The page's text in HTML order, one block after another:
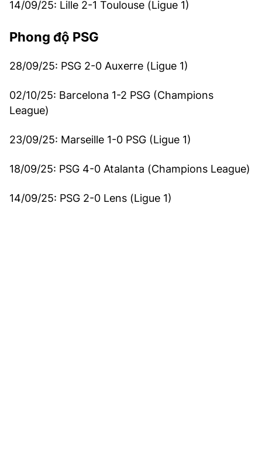
14/09/25: Lille 2-1 Toulouse (Ligue 1)
Phong độ PSG
28/09/25: PSG 2-0 Auxerre (Ligue 1)
02/10/25: Barcelona 1-2 PSG (Champions
League)
23/09/25: Marseille 1-0 PSG (Ligue 1)
18/09/25: PSG 4-0 Atalanta (Champions League)
14/09/25: PSG 2-0 Lens (Ligue 1)